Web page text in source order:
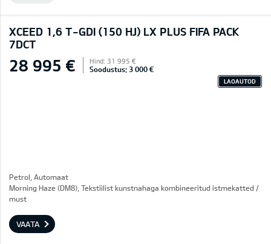
XCEED 1,6 T-GDI (150 HJ) LX PLUS FIFA PACK
7DCT
28 995 € Hind: 31 995 €
Soodustus: 3 000 €
LAOAUTOD
Petrol, Automaat
Morning Haze (DM8), Tekstiilist kunstnahaga kombineeritud istmekatted /
must
VAATA